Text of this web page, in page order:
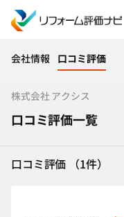
会社情報 口コミ評価
株式会社 アクシス
口コミ評価一覧
口コミ評価 （1件）